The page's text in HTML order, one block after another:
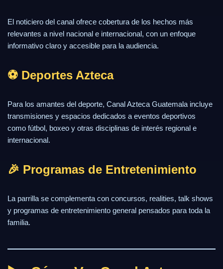
El noticiero del canal ofrece cobertura de los hechos más
relevantes a nivel nacional e internacional, con un enfoque
informativo claro y accesible para la audiencia.
⚽ Deportes Azteca
Para los amantes del deporte, Canal Azteca Guatemala incluye
transmisiones y espacios dedicados a eventos deportivos
como fútbol, boxeo y otras disciplinas de interés regional e
internacional.
🎉 Programas de Entretenimiento
La parrilla se complementa con concursos, realities, talk shows
y programas de entretenimiento general pensados para toda la
familia.